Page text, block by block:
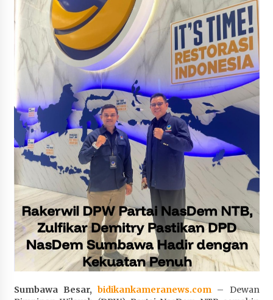
Penyesuaian Tarif Air Minum
4 minggu ago
Prestasi Nasional, Polwan Polres Sumbawa
Bripda Vanesa Aprilia Renyaan, Sabet Juara II
Taekwondo Kapolri Cup ke-7
4 minggu ago
Sekretaris Bapperida, Dwi Rahayu, ST,. MM,.
Pimpin Rakor Aksi Konvergensi Percepatan
Penurunan Stunting di Sumbawa
4 minggu ago
Wabup Ansori Apresiasi Rekomendasi dan
Pandangan Fraksi – Fraksi DPRD Sumbawa
4 minggu ago
Bupati Sumbawa Lepas 487 Atlet dari Berbagai
Cabor yang Akan Berjuang pada PORPROV XII
NTB 2026
4 minggu ago
BAZNAS Kabupaten Sumbawa Salurkan Bantuan
Sumbawa Besar, bidikankameranews.com – Dewan